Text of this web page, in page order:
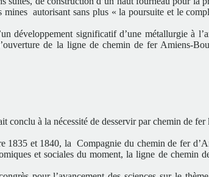
autorisant sans plus « la poursuite et le
développement significatif d’une métallurgie à
de la ligne de chemin de fer Amiens-
conclu à la nécessité de desservir par chemin de
1835 et 1840, la Compagnie du chemin de fer
et sociales du moment, la ligne de chemin